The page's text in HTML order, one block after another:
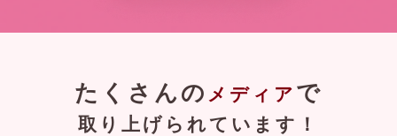
たくさんの メディア で
取り上げられています！